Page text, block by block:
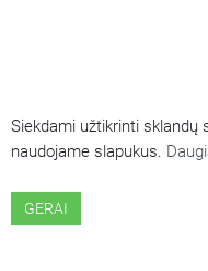
Siekdami užtikrinti sklandų
naudojame slapukus.
GERAI